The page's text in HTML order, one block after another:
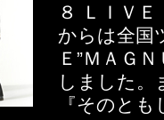
８ ＬＩＶ
からは全国
Ｅ”ＭＡＧ
しました。
『そのと